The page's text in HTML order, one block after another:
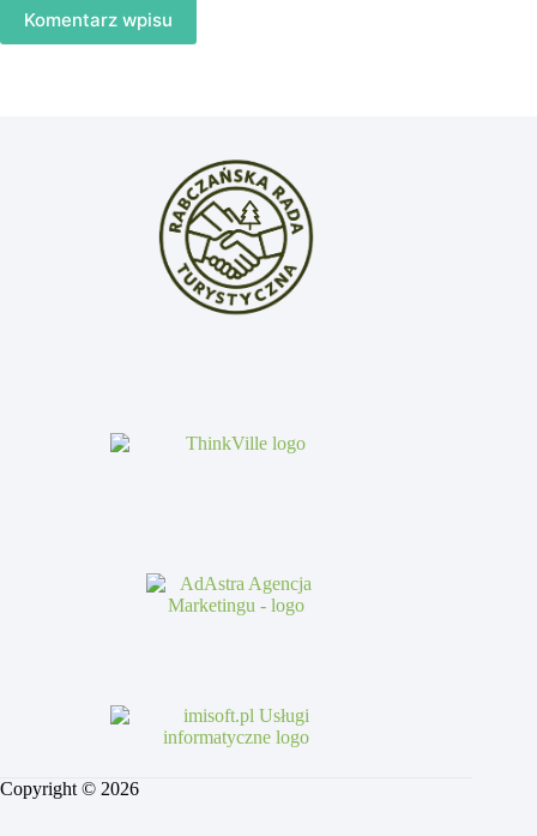
Komentarz wpisu
Copyright © 2026